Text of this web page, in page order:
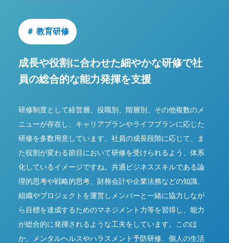
＃ 教育研修
成長や役割に合わせた細やかな研修で社
員の総合的な能力発揮を支援
研修制度として経営層、役職別、階層別、その他複数のメ
ニューが存在し、キャリアプランやライフプランに応じた
研修を多数用意しています。社員の成長段階に応じて、ま
た役割が変わる節目において研修を受けられるよう、体系
化しているイメージですね。共通ビジネススキルである論
理的思考や戦略的思考、財務会計や企業法務などの知識、
組織やプロジェクトを運営しメンバーと一緒に協力しなが
ら目標を達成するためのマネジメント力等を習得し、能力
が総合的に発揮されるような工夫をしています。このほ
か、メンタルヘルスやハラスメント予防研修、個人の生活